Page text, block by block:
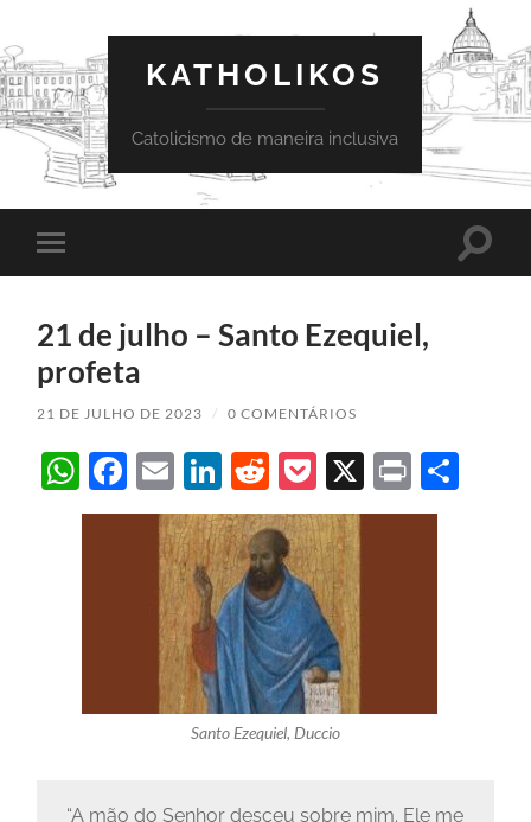
KATHOLIKOS
Catolicismo de maneira inclusiva
Toggle
mobile
Toggle
21 de julho – Santo Ezequiel,
profeta
21 DE JULHO DE 2023 / 0 COMENTÁRIOS
WhatsApp
Facebook
EmailLinkedIn
Reddit
Pocket
X Print
Santo Ezequiel, Duccio
“A mão do Senhor desceu sobre mim. Ele me